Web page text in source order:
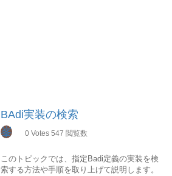
BAdi実装の検索
峯 0 Votes 547 閲覧数
このトピックでは、指定Badi定義の実装を検
索する方法や手順を取り上げて説明します。